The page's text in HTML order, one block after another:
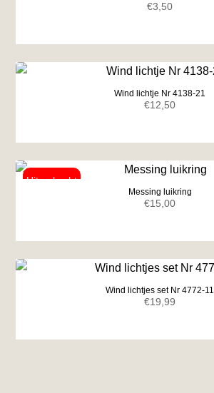
€3,50
Wind lichtje Nr 4138-21
€12,50
Messing luikring
€15,00
Wind lichtjes set Nr 4772-11
€19,99